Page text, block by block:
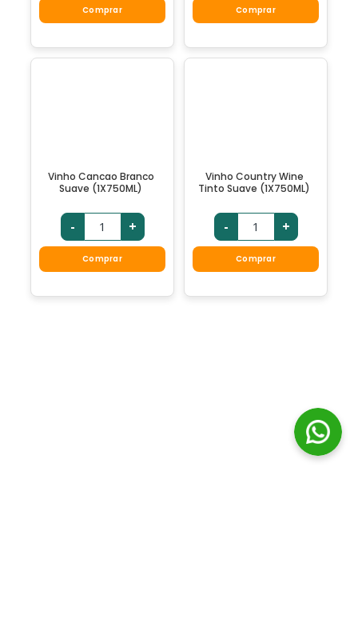
Comprar Comprar
Vinho Cancao Branco
Suave (1X750ML)
- +
Comprar
Vinho Country Wine
Tinto Suave (1X750ML)
- +
Comprar